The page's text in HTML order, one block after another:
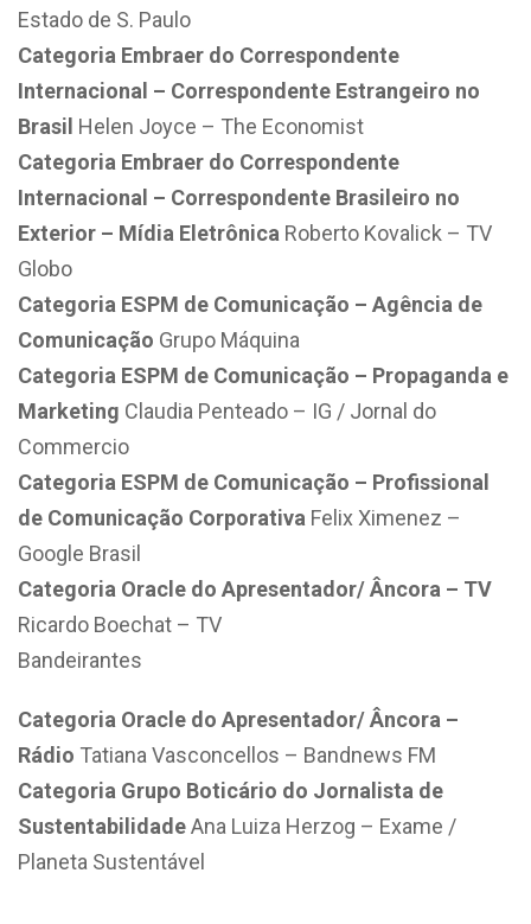
Estado de S. Paulo
Categoria Embraer do Correspondente
Internacional – Correspondente Estrangeiro no
Brasil Helen Joyce – The Economist
Categoria Embraer do Correspondente
Internacional – Correspondente Brasileiro no
Exterior – Mídia Eletrônica Roberto Kovalick – TV
Globo
Categoria ESPM de Comunicação – Agência de
Comunicação Grupo Máquina
Categoria ESPM de Comunicação – Propaganda e
Marketing Claudia Penteado – IG / Jornal do
Commercio
Categoria ESPM de Comunicação – Profissional
de Comunicação Corporativa Felix Ximenez –
Google Brasil
Categoria Oracle do Apresentador/ Âncora – TV
Ricardo Boechat – TV
Bandeirantes
Categoria Oracle do Apresentador/ Âncora –
Rádio Tatiana Vasconcellos – Bandnews FM
Categoria Grupo Boticário do Jornalista de
SustentabilidadeAna Luiza Herzog – Exame /
Planeta Sustentável